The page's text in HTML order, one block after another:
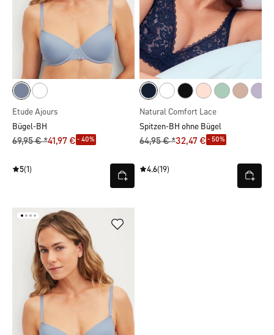
Etude Ajours
Bügel-BH
69,95 € *41,97 € - 40%
5(1)
Natural Comfort Lace
Spitzen-BH ohne Bügel
64,95 € *32,47 € - 50%
4.6(19)